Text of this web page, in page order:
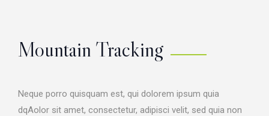
Mountain Tracking
Neque porro quisquam est, qui dolorem ipsum quia
dqAolor sit amet, consectetur, adipisci velit, sed quia non